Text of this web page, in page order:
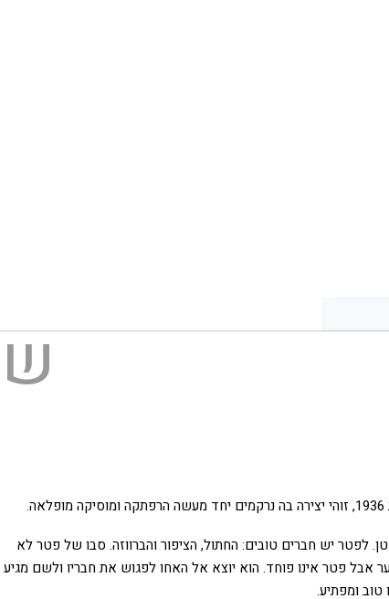
ש
לפטר יש חברים טובים: החתול, הציפור והברווזה. סבו של פטר לא
אבל פטר אינו פוחד. הוא יוצא אל האחו לפגוש את חבריו ולשם מגיע
טוב ומפתיע.